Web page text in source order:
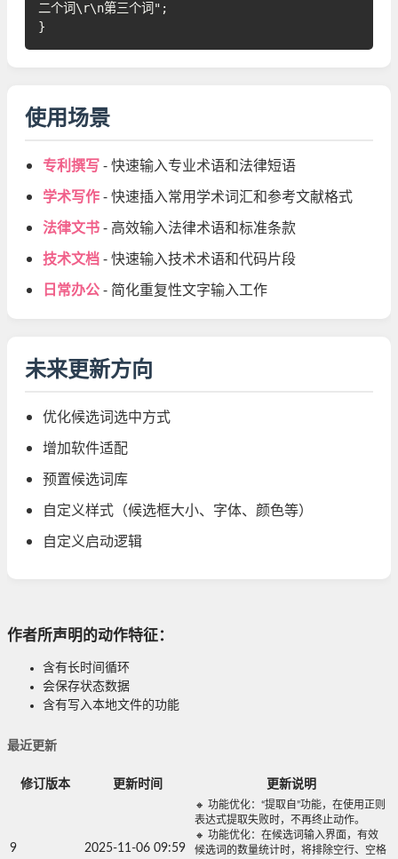
二个词\r\n第三个词";
}
使用场景
专利撰写- 快速输入专业术语和法律短语
学术写作- 快速插入常用学术词汇和参考文献格式
法律文书- 高效输入法律术语和标准条款
技术文档- 快速输入技术术语和代码片段
日常办公- 简化重复性文字输入工作
未来更新方向
优化候选词选中方式
增加软件适配
预置候选词库
自定义样式（候选框大小、字体、颜色等）
自定义启动逻辑
作者所声明的动作特征：
含有长时间循环
会保存状态数据
含有写入本地文件的功能
最近更新
修订版本 更新时间 更新说明
9 2025-11-06 09:59
🔸 功能优化：“提取自”功能，在使用正则
表达式提取失败时，不再终止动作。
🔸 功能优化：在候选词输入界面，有效
候选词的数量统计时，将排除空行、空格